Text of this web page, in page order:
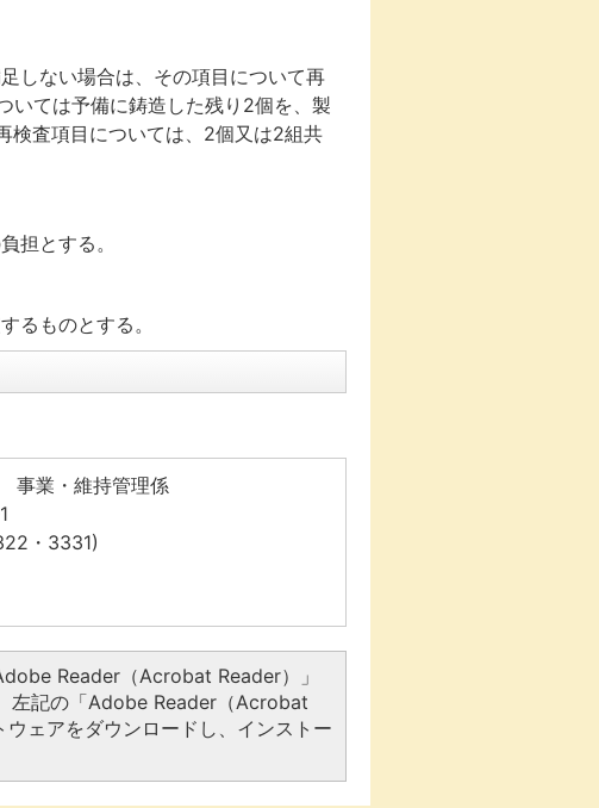
しない場合は、その項目について再
いては予備に鋳造した残り2個を、製
検査項目については、2個又は2組共
担とする。
るものとする。
業・維持管理係
・3331)
Reader（Acrobat Reader）」
左記の「Adobe Reader（Acrobat
ェアをダウンロードし、インストー